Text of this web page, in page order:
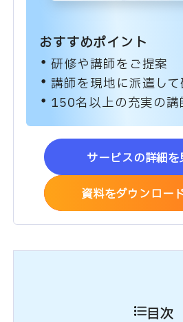
おすすめポイント
研修や講師をご提案
講師を現地に派遣し
150名以上の充実の講
サービスの詳細を
資料をダウンロー
目次